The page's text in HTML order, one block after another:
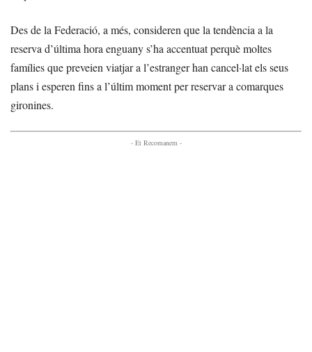
Des de la Federació, a més, consideren que la tendència a la
reserva d’última hora enguany s’ha accentuat perquè moltes
famílies que preveien viatjar a l’estranger han cancel·lat els seus
plans i esperen fins a l’últim moment per reservar a comarques
gironines.
- Et Recomanem -